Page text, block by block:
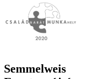
Semmelweis